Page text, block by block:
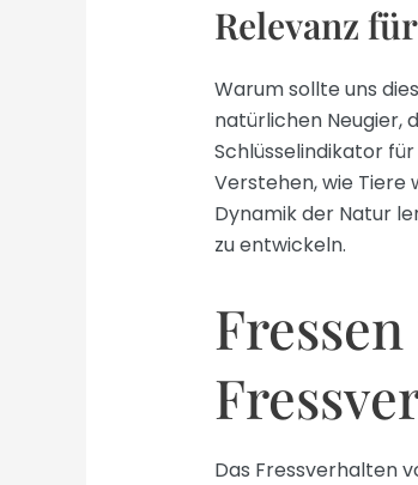
Relevanz
Warum sollte uns
natürlichen Neugier,
Schlüsselindikator
Verstehen, wie Tiere
Dynamik der Natur
zu entwickeln.
Das Fressverhalten